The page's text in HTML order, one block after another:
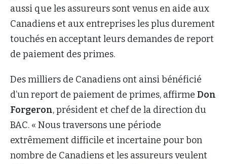
aussi que les assureurs sont venus en aide aux
Canadiens et aux entreprises les plus durement
touchés en acceptant leurs demandes de report
de paiement des primes.
Des milliers de Canadiens ont ainsi bénéficié
d’un report de paiement de primes, affirme Don
Forgeron, président et chef de la direction du
BAC. « Nous traversons une période
extrêmement difficile et incertaine pour bon
nombre de Canadiens et les assureurs veulent